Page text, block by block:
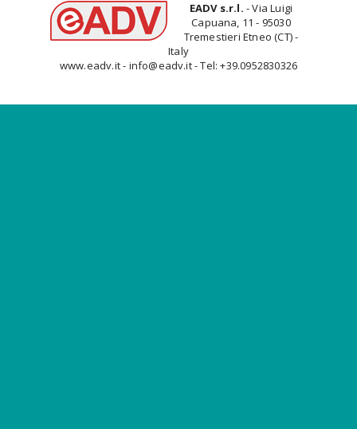
EADV s.r.l. - Via Luigi
Capuana, 11 - 95030
Tremestieri Etneo (CT) -
Italy
www.eadv.it - info@eadv.it - Tel: +39.0952830326